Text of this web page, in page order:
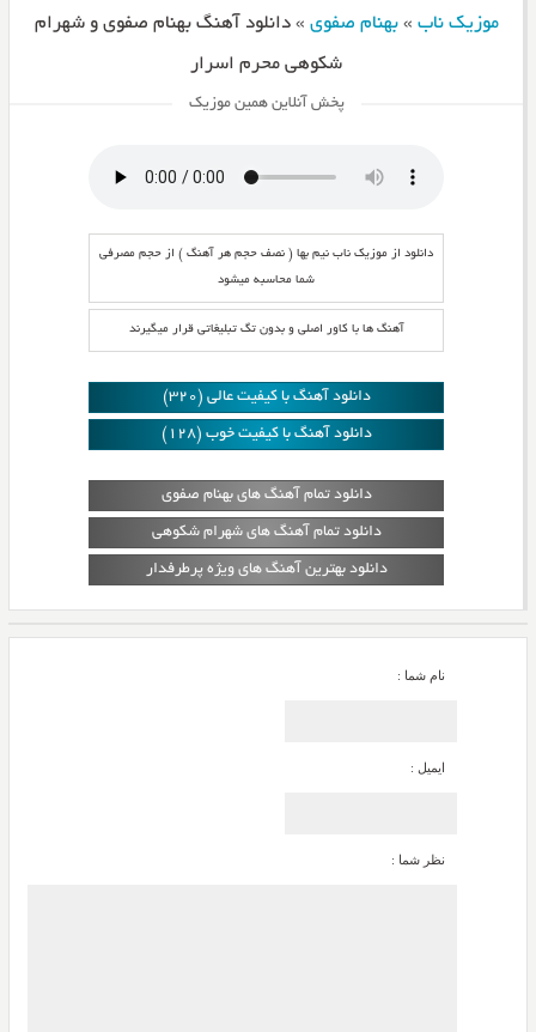
موزیک ناب »بهنام صفوی »دانلود آهنگ بهنام صفوی و شهرام
شکوهی محرم اسرار
پخش آنلاین همین موزیک
دانلود از موزیک ناب نیم بها ( نصف حجم هر آهنگ ) از حجم مصرفی
شما محاسبه میشود
آهنگ ها با کاور اصلی و بدون تگ تبلیغاتی قرار میگیرند
دانلود آهنگ با کیفیت عالی (320)
دانلود آهنگ با کیفیت خوب (128)
دانلود تمام آهنگ های بهنام صفوی
دانلود تمام آهنگ های شهرام شکوهی
دانلود بهترین آهنگ های ویژه پرطرفدار
نام شما :
ایمیل :
نظر شما :